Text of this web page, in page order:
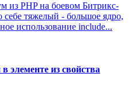
из PHP на боевом Битрикс-
себе тяжелый - большое ядро,
использование include...
элементе из свойства